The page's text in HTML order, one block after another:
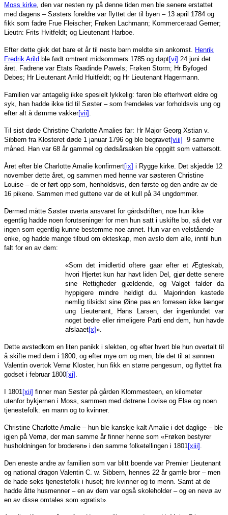
Moss kirke , den var nesten ny på denne tiden men ble senere erstattet
med dagens – Søsters foreldre var flyttet der til byen – 13 april 1784 og
fikk som fadre Frue Fleischer; Frøken Lachmann; Kommerceraad Gerner;
Lieutn: Frits Hvitfeldt; og Lieutenant Harboe.
Efter dette gikk det bare et år til neste barn meldte sin ankomst.
Henrik
Fredrik Arild ble født omtrent midsommers 1785 og døpt[vi] 24 juni det
året. Fadrene var Etats Raadinde Pawels; Frøken Storm; Hr Byfoged
Debes; Hr Lieutenant Arrild Huitfeldt; og Hr Lieutenant Hagermann.
Familien var antagelig ikke spesielt lykkelig: faren ble efterhvert eldre og
syk, han hadde ikke tid til Søster – som fremdeles var forholdsvis ung og
efter alt å dømme vakker[vii]
Til sist døde Christine Charlotte Amalies far: Hr Major Georg Xstian v.
Sibbern fra Klosteret døde 1 januar 1796 og ble begravet[viii]
9 samme
måned. Han var 68 år gammel og dødsårsaken ble oppgitt som vattersott.
Året efter ble Charlotte Amalie konfirmert[ix] i Rygge kirke. Det skjedde 12
november dette året, og sammen med henne var søsteren Christine
Louise – de er ført opp som, henholdsvis, den første og den andre av de
16 pikene. Sammen med guttene var de et kull på 34 ungdommer.
Dermed måtte Søster overta ansvaret for gårdsdriften, noe hun ikke
egentlig hadde noen forutseninger for men hun satt i uskifte bo, så det var
ingen som egentlig kunne bestemme noe annet. Hun var en velstående
enke, og hadde mange tilbud om ekteskap, men avslo dem alle, inntil hun
falt for en av dem:
«Som det imidlertid oftere gaar efter et Ægteskab,
hvori Hjertet kun har havt liden Del, gjør dette senere
sine Rettigheder gjældende, og Valget falder da
hyppigere mindre heldigt du. Majorinden kastede
nemlig tilsidst sine Øine paa en forresen ikke længer
ung Lieutenant, Hans Larsen, der ingenlundet var
noget bedre eller rimeligere Parti end dem, hun havde
afslaaet[x]».
Dette avstedkom en liten panikk i slekten, og efter hvert ble hun overtalt til
å skifte med dem i 1800, og efter mye om og men, ble det til at sønnen
Valentin overtok Vernø Kloster, hun fikk en større pengesum, og flyttet fra
godset i februar 1800[xi]
I 1801 [xii] finner man Søster på gården Klommesteen, en kilometer
utenfor bykjernen i Moss, sammen med døtrene Lovise og Else og noen
tjenestefolk: en mann og to kvinner.
Christine Charlotte Amalie – hun ble kanskje kalt Amalie i det daglige – ble
igjen på Vernø, der man samme år finner henne som «Frøken bestyrer
husholdningen for broderen» i den samme folketellingen i 1801 [xiii]
Den eneste andre av familien som var blitt boende var Premier Lieutenant
og national dragon Valentin C. w. Sibbern, hennes 22 år gamle bror – men
de hade seks tjenestefolk i huset; fire kvinner og to menn. Samt at de
hadde åtte husmenner – en av dem var også skoleholder – og en nevø av
en av disse omtales som «gratist».